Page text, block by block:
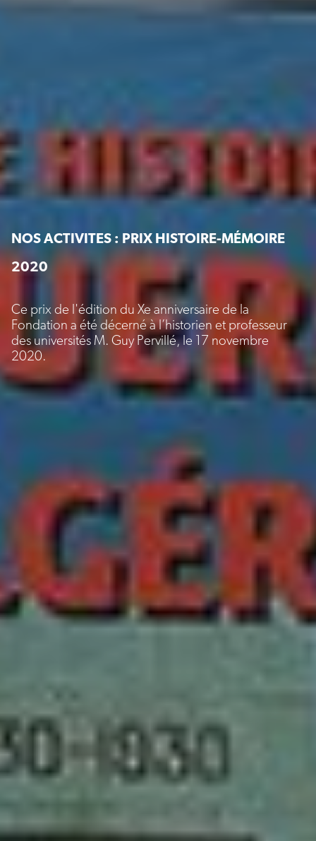
NOS ACTIVITES : PRIX HISTOIRE-MÉMOIRE
2020
Ce prix de l'édition du Xe anniversaire de la
Fondation a été décerné à l’historien et professeur
des universités M. Guy Pervillé, le 17 novembre
2020.